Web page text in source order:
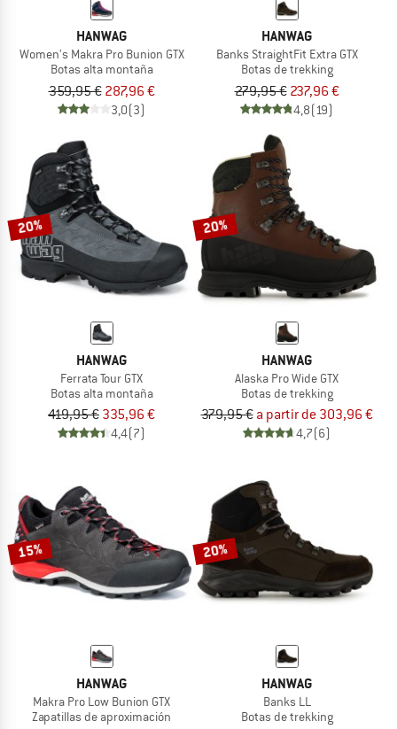
HANWAG
Women's Makra Pro Bunion GTX
Botas alta montaña
359,95 € 287,96 €
3,0(3)
HANWAG
Banks StraightFit Extra GTX
Botas de trekking
279,95 € 237,96 €
4,8(19)
20%
HANWAG
Ferrata Tour GTX
Botas alta montaña
419,95 € 335,96 €
4,4(7)
20%
HANWAG
Alaska Pro Wide GTX
Botas de trekking
379,95 € a partir de 303,96 €
4,7(6)
15%
HANWAG
Makra Pro Low Bunion GTX
Zapatillas de aproximación
20%
HANWAG
Banks LL
Botas de trekking